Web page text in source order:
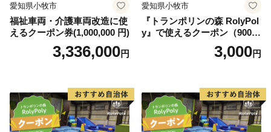
愛知県小牧市
福祉車両・介護車両改造に使
えるクーポン券(1,000,000 円)
3,336,000円
愛知県小牧市
『トランポリンの森 RolyPol
y』で使えるクーポン（900
3,000円